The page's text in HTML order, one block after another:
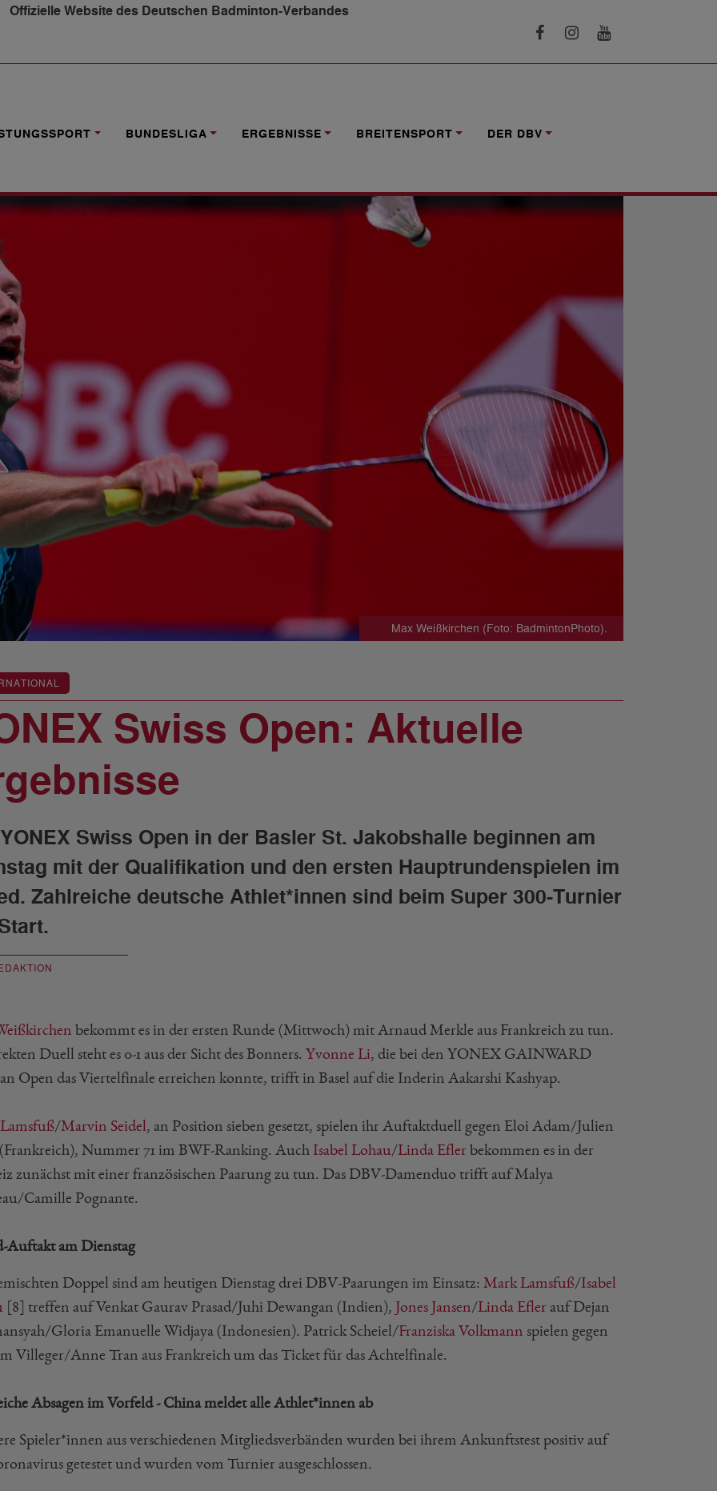
Offizielle Website des Deutschen Badminton-Verbandes
BUNDESLIGA ERGEBNISSE BREITENSPORT DER DBV
Max Weißkirchen (Foto: BadmintonPhoto).
Swiss Open: Aktuelle
Swiss Open in der Basler St. Jakobshalle beginnen am
mit der Qualifikation und den ersten Hauptrundenspielen im
Zahlreiche deutsche Athlet*innen sind beim Super 300-Turnier
bekommt es in der ersten Runde (Mittwoch) mit Arnaud Merkle aus Frankreich zu tun.
Duell steht es 0-1 aus der Sicht des Bonners. Yvonne Li, die bei den YONEX GAINWARD
Open das Viertelfinale erreichen konnte, trifft in Basel auf die Inderin Aakarshi Kashyap.
/Marvin Seidel , an Position sieben gesetzt, spielen ihr Auftaktduell gegen Eloi Adam/Julien
Nummer 71 im BWF-Ranking. Auch Isabel Lohau /Linda Efler bekommen es in der
zunächst mit einer französischen Paarung zu tun. Das DBV-Damenduo trifft auf Malya
Camille Pognante.
Auftakt am Dienstag
Doppel sind am heutigen Dienstag drei DBV-Paarungen im Einsatz: Mark Lamsfuß/Isabel
[8] treffen auf Venkat Gaurav Prasad/Juhi Dewangan (Indien), Jones Jansen /Linda Efler auf Dejan
Gloria Emanuelle Widjaya (Indonesien). Patrick Scheiel/Franziska Volkmann spielen gegen
Villeger/Anne Tran aus Frankreich um das Ticket für das Achtelfinale.
Absagen im Vorfeld - China meldet alle Athlet*innen ab
Spieler*innen aus verschiedenen Mitgliedsverbänden wurden bei ihrem Ankunftstest positiv auf
getestet und wurden vom Turnier ausgeschlossen.